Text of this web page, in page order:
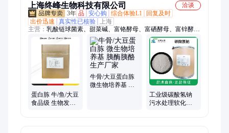
上海终峰生物科技有限公司
洽谈
3年 品 安心购 综合体验L1
回复及时
出价迅速
真实性已核验
上海
主营： 乳酸链球菌素、甜菜碱、富铬酵母、富硒酵母、富锌酵
母、肉桂酸钾、茶多酚、植酸钠、富马酸、单宁酸、甘露寡糖、
低聚半乳糖、魔芋粉、结冷胶、卡拉胶、海藻酸钠、果胶、黄原
胶、酪蛋白酸钠、低聚果糖、低聚木糖、水苏糖、三氯蔗糖、维
生素B1、肉桂酸
蛋白胨 牛/鱼/大豆
食品级 生物发酵
牛骨/大豆蛋白胨
微生物培养基 胰
工业级碳酸氢钠
污水处理软化水